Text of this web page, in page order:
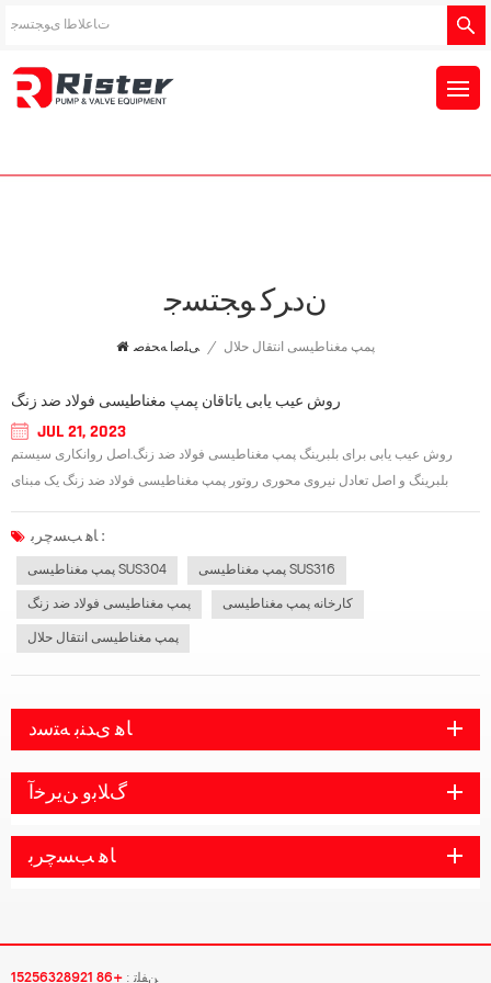
ﻥﺩﺮﮐ ﻮﺠﺘﺴﺟ
ﯽﻠﺻﺍ ﻪﺤﻔﺻ / پمپ مغناطیسی انتقال حلال
روش عیب یابی یاتاقان پمپ مغناطیسی فولاد ضد زنگ
JUL 21, 2023
روش عیب یابی برای بلبرینگ پمپ مغناطیسی فولاد ضد زنگ.اصل روانکاری سیستم
بلبرینگ و اصل تعادل نیروی محوری روتور پمپ مغناطیسی فولاد ضد زنگ یک مبنای
وضعیت خوبی از ثبات، سر و صدای کم، از دست دادن کامل دست یابد: نشت در مرحله
ﺎﻫ ﺐﺴﭼﺮﺑ :
پمپ مغناطیسی SUS304 پمپ مغناطیسی SUS316
پمپ مغناطیسی فولاد ضد زنگ کارخانه پمپ مغناطیسی
پمپ مغناطیسی انتقال حلال
ﺎﻫ ﯼﺪﻨﺑ ﻪﺘﺳﺩ
ﮒﻼ ﺑﻭ ﻦﯾﺮﺧﺁ
ﺎﻫ ﺐﺴﭼﺮﺑ
ﻦﻔﻠﺗ : +86 15256328921